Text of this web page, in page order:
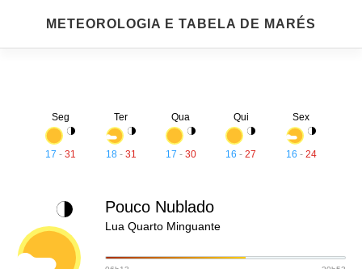
METEOROLOGIA E TABELA DE MARÉS
Lua Quarto Minguante
Pouco Nublado
Seg
17 -31
Ter
18- 31
Qua
17 - 30
Qui
16 -27
Sex
16 - 24